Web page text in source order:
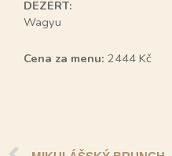
DEZERT:
Wagyu
Cena za menu: 2444 Kč